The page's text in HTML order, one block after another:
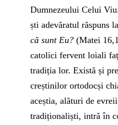
Dumnezeului Celui
ști adevăratul răspuns
că sunt Eu? (Matei
catolici fervent loiali
tradiția lor. Există și
creștinilor ortodocși
aceștia, alături de
tradiționaliști, intră în